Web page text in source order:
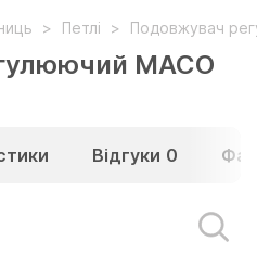
Петлі Подовжувач
MACO
Відгуки 0